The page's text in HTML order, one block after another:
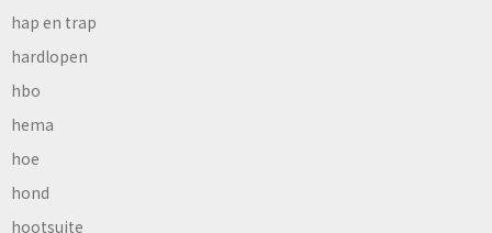
hap en trap
hardlopen
hbo
hema
hoe
hond
hootsuite